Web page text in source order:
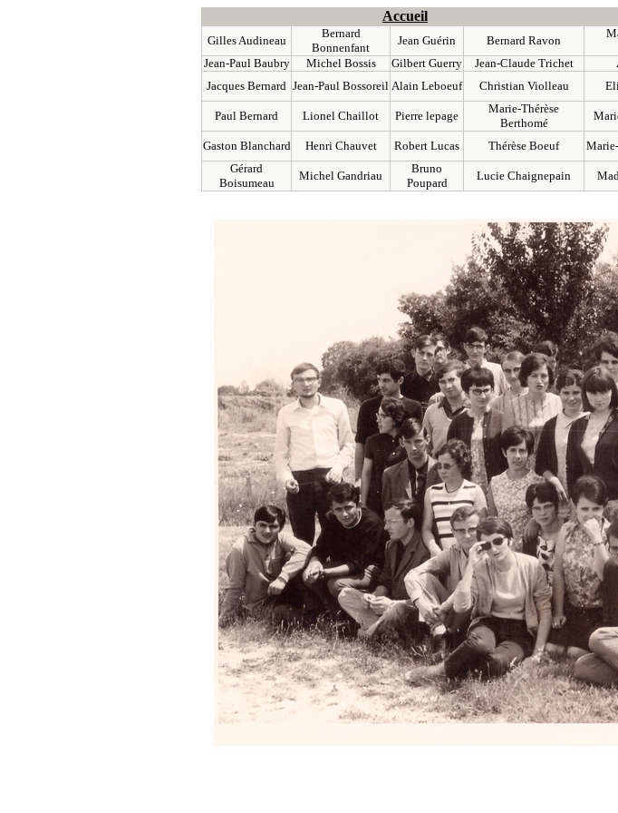
Accueil
Gilles Audineau
Bernard
Bonnenfant
Jean Guérin Bernard Ravon
Jean-Paul Baubry
Michel Bossis Gilbert Guerry Jean-Claude Trichet
Jacques Bernard Jean-Paul Bossoreil Alain Leboeuf Christian Violleau
Paul Bernard
Lionel Chaillot Pierre lepage
Marie-Thérèse
Berthomé
Gaston Blanchard Henri Chauvet Robert Lucas Thérèse Boeuf
Gérard
Boisumeau
Michel Gandriau
Bruno
Poupard
Lucie Chaignepain